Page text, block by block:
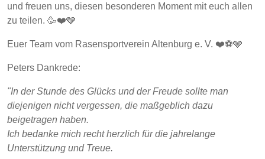
und freuen uns, diesen besonderen Moment mit euch allen
zu teilen. 🥳❤️🩶
Euer Team vom Rasensportverein Altenburg e. V. ❤️⚽️🩶
Peters Dankrede:
"In der Stunde des Glücks und der Freude sollte man
diejenigen nicht vergessen, die maßgeblich dazu
beigetragen haben.
Ich bedanke mich recht herzlich für die jahrelange
Unterstützung und Treue.